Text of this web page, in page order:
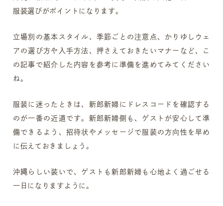
服装選びがポイントになります。
立場別の基本スタイル、季節ごとの注意点、かりゆしウェ
アの選び方や入手方法、押さえておきたいマナーなど、こ
の記事で紹介した内容を参考に準備を進めてみてください
ね。
服装に迷ったときは、新郎新婦にドレスコードを確認する
のが一番の近道です。新郎新婦側も、ゲストが安心して準
備できるよう、招待状やメッセージで服装の方向性を早め
に伝えておきましょう。
沖縄らしい装いで、ゲストも新郎新婦も心地よく過ごせる
一日になりますように。